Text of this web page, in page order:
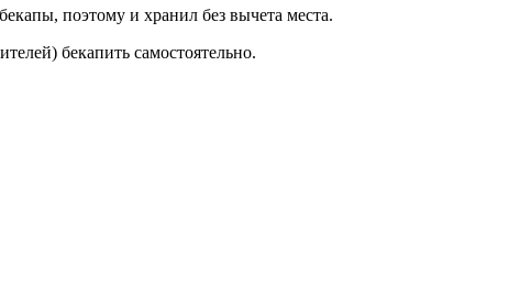
поэтому и хранил без вычета места.
бекапить самостоятельно.